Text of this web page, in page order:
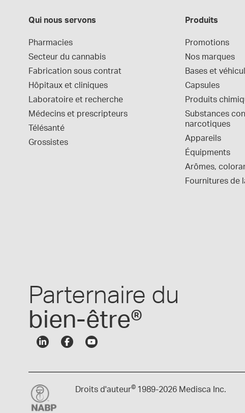
Qui nous servons
Pharmacies
Secteur du cannabis
Fabrication sous contrat
Hôpitaux et cliniques
Laboratoire et recherche
Médecins et prescripteurs
Télésanté
Grossistes
Produits
Promotions
Nos marques
Bases et
Capsules
Produits
Substances
narcotiques
Appareils
Équipments
Arômes,
Fournitures de
Parternaire du
bien-être®
Droits d'auteur© 1989-2026 Medisca Inc.